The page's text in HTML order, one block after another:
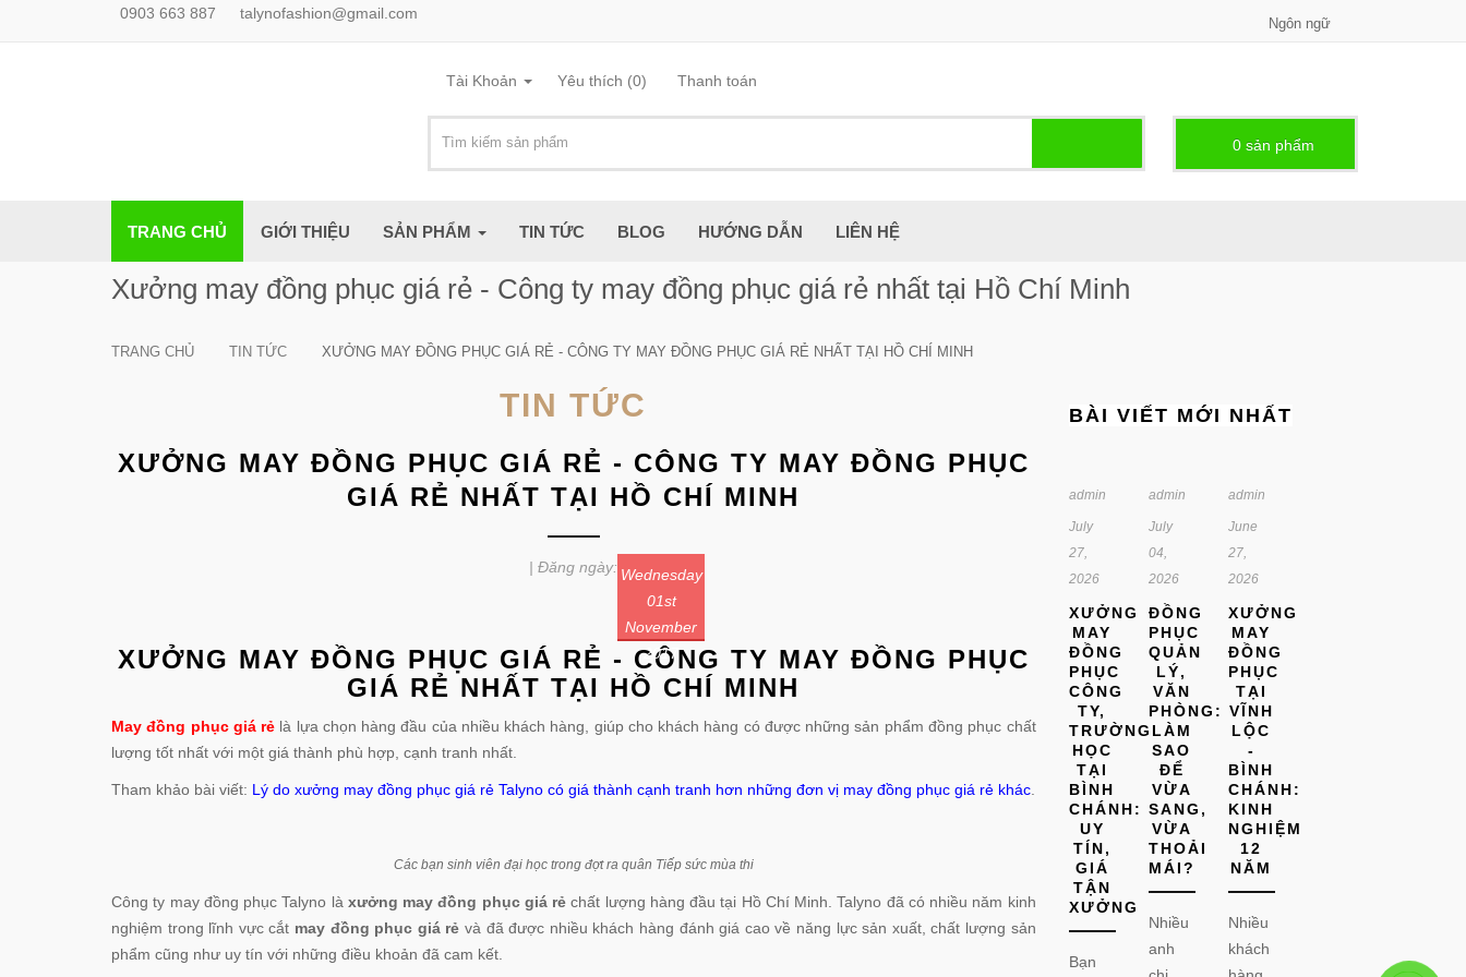
0903 663 887 talynofashion@gmail.com
Ngôn ngữ
Tài Khoản Yêu thích (0) Thanh toán
0 sản phẩm -
TRANG CHỦ GIỚI THIỆU SẢN PHẨM TIN TỨC BLOG HƯỚNG DẪN LIÊN HỆ
Xưởng may đồng phục giá rẻ - Công ty may đồng phục giá rẻ nhất tại Hồ Chí Minh
TRANG CHỦ TIN TỨC XƯỞNG MAY ĐỒNG PHỤC GIÁ RẺ - CÔNG TY MAY ĐỒNG PHỤC GIÁ RẺ NHẤT TẠI HỒ CHÍ MINH
TIN TỨC
XƯỞNG MAY ĐỒNG PHỤC GIÁ RẺ - CÔNG TY MAY ĐỒNG PHỤC
GIÁ RẺ NHẤT TẠI HỒ CHÍ MINH
| Đăng ngày: Wednesday
01st
November
2017
XƯỞNG MAY ĐỒNG PHỤC GIÁ RẺ - CÔNG TY MAY ĐỒNG PHỤC
GIÁ RẺ NHẤT TẠI HỒ CHÍ MINH
May đồng phục giá rẻ là lựa chọn hàng đầu của nhiều khách hàng, giúp cho khách hàng có được những sản phẩm đồng phục chất
lượng tốt nhất với một giá thành phù hợp, cạnh tranh nhất.
Tham khảo bài viết: Lý do xưởng may đồng phục giá rẻ Talyno có giá thành cạnh tranh hơn những đơn vị may đồng phục giá rẻ khác
Các bạn sinh viên đại học trong đợt ra quân Tiếp sức mùa thi
Công ty may đồng phục Talyno là xưởng may đồng phục giá rẻ chất lượng hàng đầu tại Hồ Chí Minh. Talyno đã có nhiều năm kinh
nghiệm trong lĩnh vực cắt may đồng phục giá rẻ và đã được nhiều khách hàng đánh giá cao về năng lực sản xuất, chất lượng sản
phẩm cũng như uy tín với những điều khoản đã cam kết.
BÀI VIẾT MỚI NHẤT
admin
July
27,
2026
XƯỞNG
MAY
ĐỒNG
PHỤC
CÔNG
TY,
TRƯỜNG
HỌC
TẠI
BÌNH
CHÁNH:
UY
TÍN,
GIÁ
TẬN
XƯỞNG
Bạn
admin
July
04,
2026
ĐỒNG
PHỤC
QUẢN
LÝ,
VĂN
PHÒNG:
LÀM
SAO
ĐỂ
VỪA
SANG,
VỪA
THOẢI
MÁI?
Nhiều
anh
admin
June
27,
2026
XƯỞNG
MAY
ĐỒNG
PHỤC
TẠI
VĨNH
LỘC
-
BÌNH
CHÁNH:
KINH
NGHIỆM
12
NĂM
Nhiều
khách